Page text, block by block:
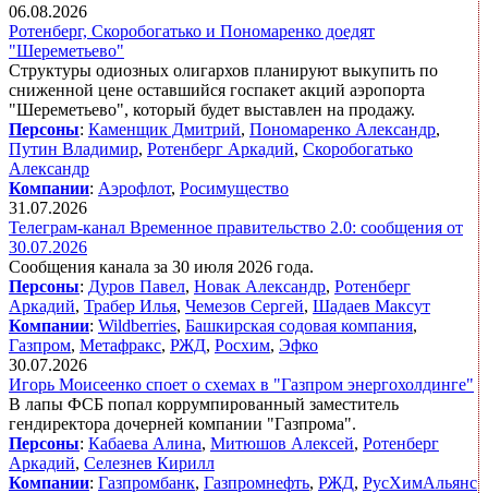
06.08.2026
Ротенберг, Скоробогатько и Пономаренко доедят
"Шереметьево"
Структуры одиозных олигархов планируют выкупить по
сниженной цене оставшийся госпакет акций аэропорта
"Шереметьево", который будет выставлен на продажу.
Персоны: Каменщик Дмитрий, Пономаренко Александр,
Путин Владимир, Ротенберг Аркадий, Скоробогатько
Александр
Компании: Аэрофлот, Росимущество
31.07.2026
Телеграм-канал Временное правительство 2.0: сообщения от
30.07.2026
Сообщения канала за 30 июля 2026 года.
Персоны: Дуров Павел, Новак Александр, Ротенберг
Аркадий, Трабер Илья, Чемезов Сергей, Шадаев Максут
Компании: Wildberries, Башкирская содовая компания,
Газпром, Метафракс, РЖД, Росхим, Эфко
30.07.2026
Игорь Моисеенко споет о схемах в "Газпром энергохолдинге"
В лапы ФСБ попал коррумпированный заместитель
гендиректора дочерней компании "Газпрома".
Персоны: Кабаева Алина, Митюшов Алексей, Ротенберг
Аркадий, Селезнев Кирилл
Компании: Газпромбанк, Газпромнефть, РЖД, РусХимАльянс